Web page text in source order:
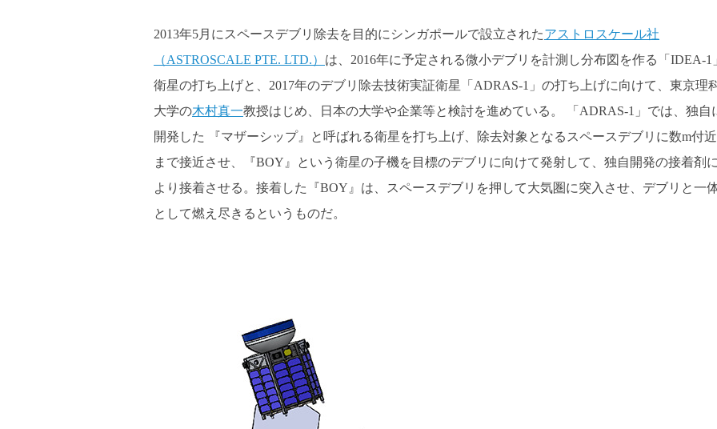
2013年5月にスペースデブリ除去を目的にシンガポールで設立されたアストロスケール社
（ASTROSCALE PTE. LTD.） は、2016年に予定される微小デブリを計測し分布図を作る「IDEA-1
衛星の打ち上げと、2017年のデブリ除去技術実証衛星「ADRAS-1」の打ち上げに向けて、東京理
大学の木村真一教授はじめ、日本の大学や企業等と検討を進めている。 「ADRAS-1」では、独自
開発した 『マザーシップ』と呼ばれる衛星を打ち上げ、除去対象となるスペースデブリに数m付近
まで接近させ、『BOY』という衛星の子機を目標のデブリに向けて発射して、独自開発の接着剤に
より接着させる。接着した『BOY』は、スペースデブリを押して大気圏に突入させ、デブリと一
として燃え尽きるというものだ。